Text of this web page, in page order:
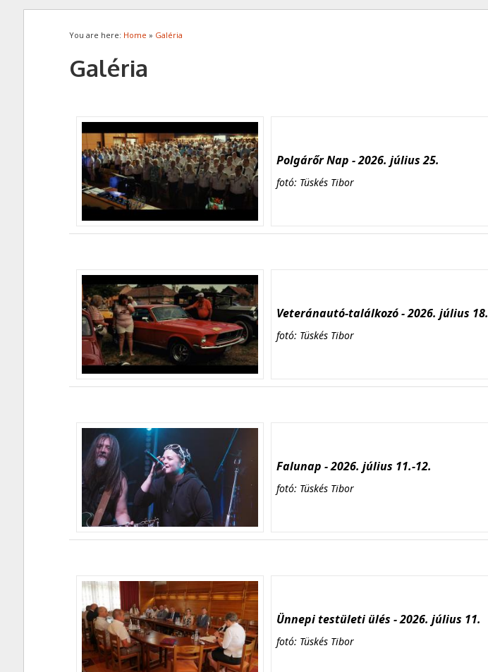
You are here: Home » Galéria
Galéria
Polgárőr Nap - 2026. július 25.
fotó: Tüskés Tibor
Veteránautó-találkozó - 2026. július 18.
fotó: Tüskés Tibor
Falunap - 2026. július 11.-12.
fotó: Tüskés Tibor
Ünnepi testületi ülés - 2026. július 11.
fotó: Tüskés Tibor